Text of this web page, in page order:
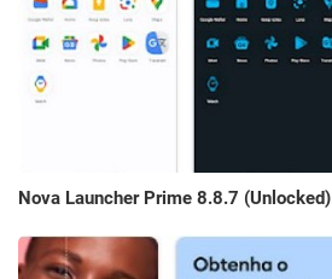
Nova Launcher Prime 8.8.7 (Unlocked)